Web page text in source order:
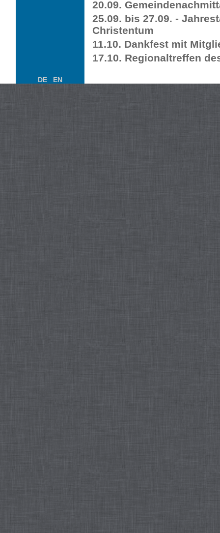
20.09.
25.09. bis 27.09. -
Christentum
11.10. Dankfest mit
17.10. Regionaltreffen
DE EN